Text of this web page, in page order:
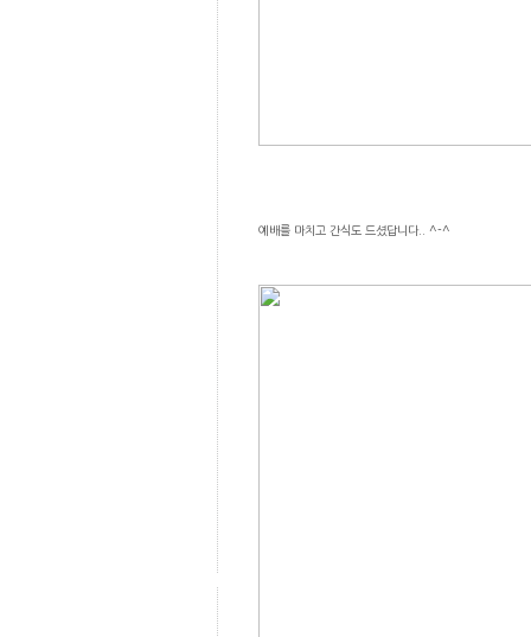
예배를 마치고 간식도 드셨답니다.. ^-^